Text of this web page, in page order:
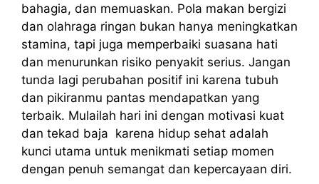
bahagia, dan memuaskan. Pola makan bergizi
dan olahraga ringan bukan hanya meningkatkan
stamina, tapi juga memperbaiki suasana hati
dan menurunkan risiko penyakit serius. Jangan
tunda lagi perubahan positif ini karena tubuh
dan pikiranmu pantas mendapatkan yang
terbaik. Mulailah hari ini dengan motivasi kuat
dan tekad baja karena hidup sehat adalah
kunci utama untuk menikmati setiap momen
dengan penuh semangat dan kepercayaan diri.